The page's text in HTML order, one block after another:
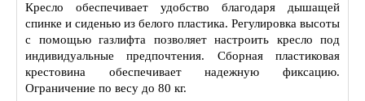
Кресло обеспечивает удобство благодаря дышащей
спинке и сиденью из белого пластика. Регулировка высоты
с помощью газлифта позволяет настроить кресло под
индивидуальные предпочтения. Сборная пластиковая
крестовина обеспечивает надежную фиксацию.
Ограничение по весу до 80 кг.